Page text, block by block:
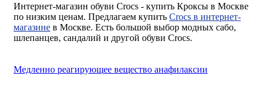
Интернет-магазин обуви Crocs - купить Кроксы в Москве
по низким ценам. Предлагаем купить Crocs в интернет-
магазине в Москве. Есть большой выбор модных сабо,
шлепанцев, сандалий и другой обуви Crocs.
Медленно реагирующее вещество анафилаксии